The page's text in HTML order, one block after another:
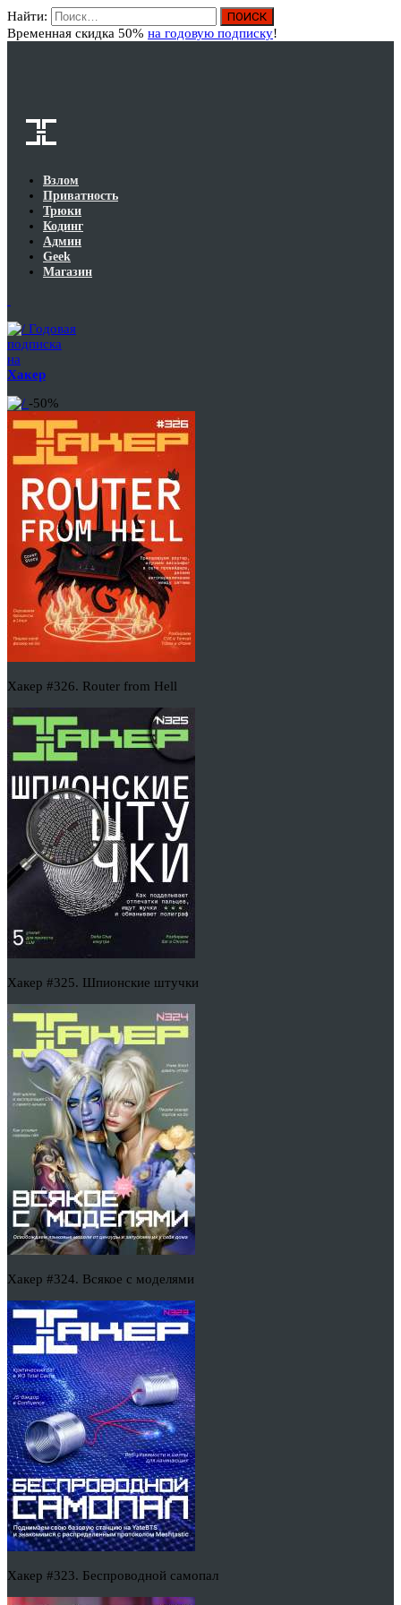
Найти:
Временная скидка 50% на годовую подписку!
Взлом
Приватность
Трюки
Кодинг
Админ
Geek
Магазин
Годовая
подписка
на
Хакер
-50%
Хакер #326. Router from Hell
Хакер #325. Шпионские штучки
Хакер #324. Всякое с моделями
Хакер #323. Беспроводной самопал